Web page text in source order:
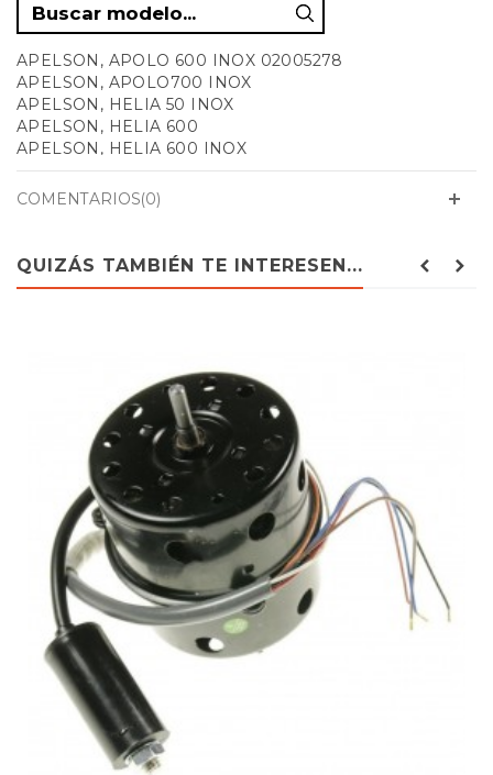
APELSON, APOLO 600 INOX 02005278
APELSON, APOLO700 INOX
APELSON, HELIA 50 INOX
APELSON, HELIA 600
APELSON, HELIA 600 INOX
APELSON, HELIA 600 INOX 02061378
APELSON, HELIA-600 INOX
APELSON, HELIA600 INOX
APELSON, HELIA700INOX
APELSON, TALIA 900 INOX
CATA, 02061305 VN-600 INOX/A
CATA, 02061305 VN-600 INOX/B
CATA, 02063305 VN-900 INOX
CATA, CHK60SS 01701123150
CATA, CHK60SSR1 01701123150
CATA, GCHEP60SS
CATA, HELIA 600 842224802 02061378
CATA, HELIA 600 BLANCA
CATA, HELIA 600 INOX
CATA, HELIA 700 INOX
CATA, HELIA 900 BLANCA
CATA, HELIA 900 INOX
CATA, UBGCLED60SS
CATA, VN-900 INOX
COOKE-LEWIS, CLCH60SS-LED
ECRON, CND600X 10996247
LAMONA, HJA2450
NODOR, K-60 INOX
NODOR, K-70 INOX
COMENTARIOS(0)
QUIZÁS TAMBIÉN TE INTERESEN...